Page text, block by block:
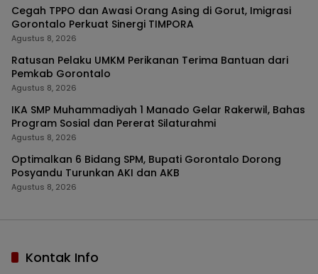
Cegah TPPO dan Awasi Orang Asing di Gorut, Imigrasi
Gorontalo Perkuat Sinergi TIMPORA
Agustus 8, 2026
Ratusan Pelaku UMKM Perikanan Terima Bantuan dari
Pemkab Gorontalo
Agustus 8, 2026
IKA SMP Muhammadiyah 1 Manado Gelar Rakerwil, Bahas
Program Sosial dan Pererat Silaturahmi
Agustus 8, 2026
Optimalkan 6 Bidang SPM, Bupati Gorontalo Dorong
Posyandu Turunkan AKI dan AKB
Agustus 8, 2026
Kontak Info